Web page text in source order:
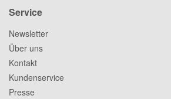
Service
Newsletter
Über uns
Kontakt
Kundenservice
Presse